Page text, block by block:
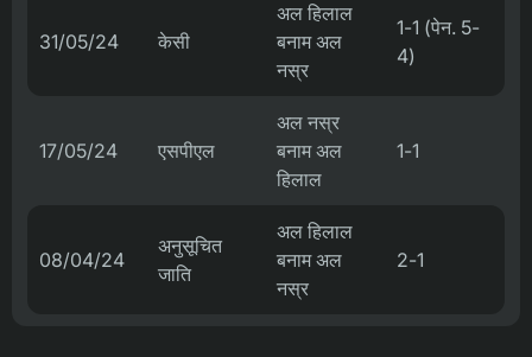
31/05/24 केसी
अल हिलाल
बनाम अल
नस्र
1-1 (पेन. 5-
4)
17/05/24 एसपीएल
अल नस्र
बनाम अल
हिलाल
1-1
08/04/24
अनुसूचित
जाति
अल हिलाल
बनाम अल
नस्र
2-1